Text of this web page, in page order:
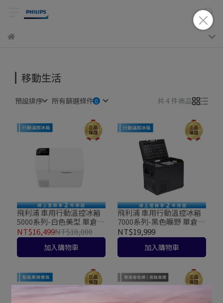
移動生活
預設排序 所有篩選條件 共 4 件商品
飛利浦 車用行動溫控冰箱
5000系列-白色美型 單倉冷
藏/冷凍 附變壓器
NT$16,499NT$18,000
加入購物車
飛利浦 車用行動溫控冰箱
7000系列-黑色曠野 單倉冷
藏/冷凍 附變壓器
NT$19,999
加入購物車